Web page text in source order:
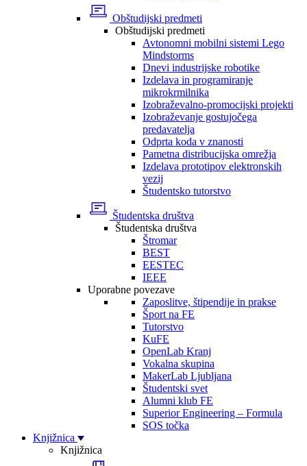
Obštudijski predmeti
Obštudijski predmeti
Avtonomni mobilni sistemi Lego
Mindstorms
Dnevi industrijske robotike
Izdelava in programiranje
mikrokrmilnika
Izobraževalno-promocijski projekti
Izobraževanje gostujočega
predavatelja
Odprta koda v znanosti
Pametna distribucijska omrežja
Izdelava prototipov elektronskih
vezij
Študentsko tutorstvo
Študentska društva
Študentska društva
Štromar
BEST
EESTEC
IEEE
Uporabne povezave
Zaposlitve, štipendije in prakse
Šport na FE
Tutorstvo
KuFE
OpenLab Kranj
Vokalna skupina
MakerLab Ljubljana
Študentski svet
Alumni klub FE
Superior Engineering – Formula
SOS točka
Knjižnica
Knjižnica